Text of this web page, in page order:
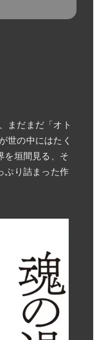
まだまだ「オト
世の中にはたく
を垣間見る、そ
ぷり詰まった作